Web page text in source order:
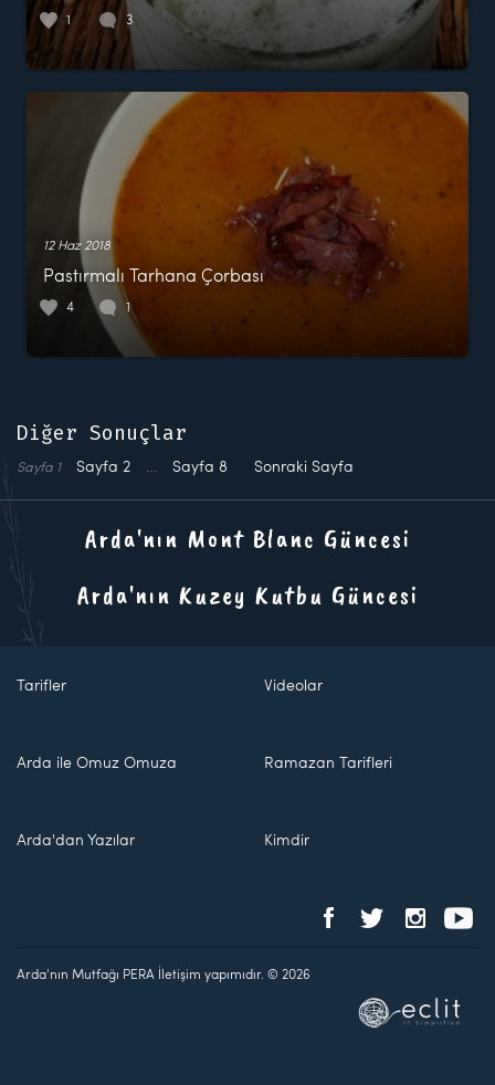
1 3
12 Haz 2018
Pastırmalı Tarhana Çorbası
4 1
Diğer Sonuçlar
Sayfa 1 Sayfa 2 … Sayfa 8 Sonraki Sayfa
Arda'nın Mont Blanc Güncesi
Arda'nın Kuzey Kutbu Güncesi
Tarifler Videolar
Arda ile Omuz Omuza Ramazan Tarifleri
Arda'dan Yazılar Kimdir
Arda'nın Mutfağı PERA İletişim yapımıdır. © 2026